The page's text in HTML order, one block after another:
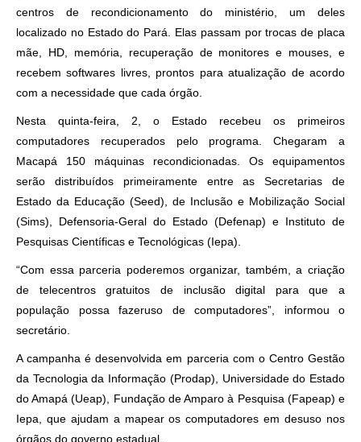
centros de recondicionamento do ministério, um deles
localizado no Estado do Pará. Elas passam por trocas de placa
mãe, HD, memória, recuperação de monitores e mouses, e
recebem softwares livres, prontos para atualização de acordo
com a necessidade que cada órgão.
Nesta quinta-feira, 2, o Estado recebeu os primeiros
computadores recuperados pelo programa. Chegaram a
Macapá 150 máquinas recondicionadas. Os equipamentos
serão distribuídos primeiramente entre as Secretarias de
Estado da Educação (Seed), de Inclusão e Mobilização Social
(Sims), Defensoria-Geral do Estado (Defenap) e Instituto de
Pesquisas Científicas e Tecnológicas (Iepa).
“Com essa parceria poderemos organizar, também, a criação
de telecentros gratuitos de inclusão digital para que a
população possa fazeruso de computadores”, informou o
secretário.
A campanha é desenvolvida em parceria com o Centro Gestão
da Tecnologia da Informação (Prodap), Universidade do Estado
do Amapá (Ueap), Fundação de Amparo à Pesquisa (Fapeap) e
Iepa, que ajudam a mapear os computadores em desuso nos
órgãos do governo estadual.